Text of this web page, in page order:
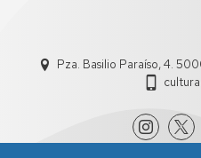
Pza. Basilio Paraíso, 4.